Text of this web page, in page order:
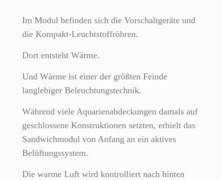
Im Modul befinden sich die Vorschaltgeräte und
die Kompakt-Leuchtstoffröhren.
Dort entsteht Wärme.
Und Wärme ist einer der größten Feinde
langlebiger Beleuchtungstechnik.
Während viele Aquarienabdeckungen damals auf
geschlossene Konstruktionen setzten, erhielt das
Sandwichmodul von Anfang an ein aktives
Belüftungssystem.
Die warme Luft wird kontrolliert nach hinten